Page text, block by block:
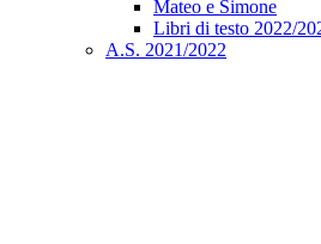
Mateo e Simone
Libri di testo 2022/
A.S. 2021/2022